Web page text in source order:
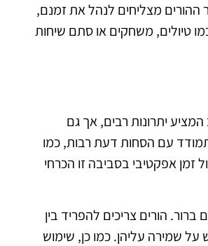
ההורים מצליחים לנהל את זמנם,
טיולים, משחקים או סתם שיחות
יתרונות רבים, אך גם
עם הסחות דעת רבות, כמו
זמן אפקטיבי בסביבה זו הכרחי
הורים צריכים להפריד בין
שמירה עליהן. כמו כן, שימוש